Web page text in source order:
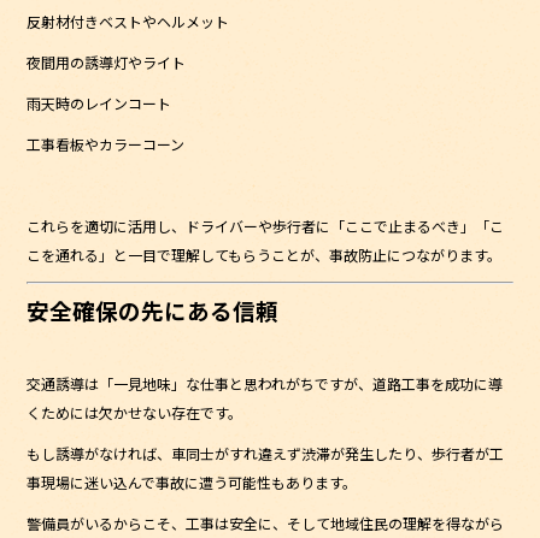
反射材付きベストやヘルメット
夜間用の誘導灯やライト
雨天時のレインコート
工事看板やカラーコーン
これらを適切に活用し、ドライバーや歩行者に「ここで止まるべき」「こ
こを通れる」と一目で理解してもらうことが、事故防止につながります。
安全確保の先にある信頼
交通誘導は「一見地味」な仕事と思われがちですが、道路工事を成功に導
くためには欠かせない存在です。
もし誘導がなければ、車同士がすれ違えず渋滞が発生したり、歩行者が工
事現場に迷い込んで事故に遭う可能性もあります。
警備員がいるからこそ、工事は安全に、そして地域住民の理解を得ながら